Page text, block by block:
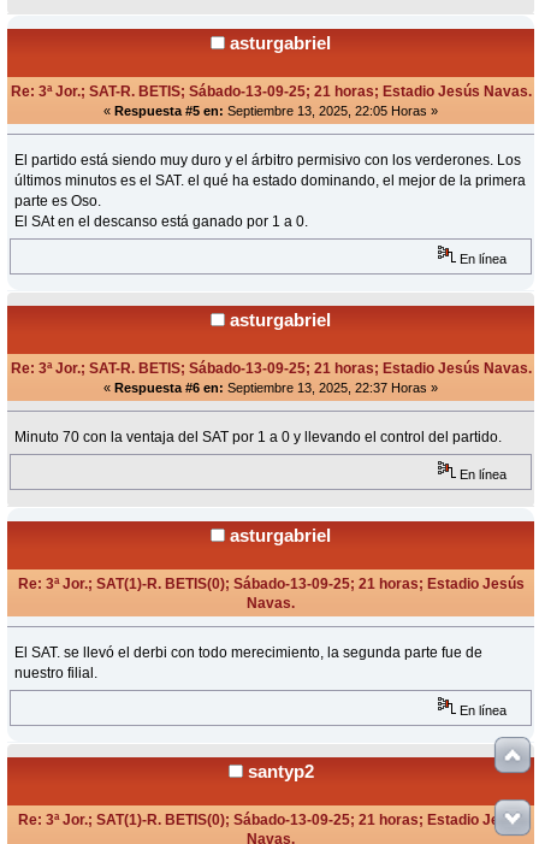
asturgabriel
Re: 3ª Jor.; SAT-R. BETIS; Sábado-13-09-25; 21 horas; Estadio Jesús Navas.
« Respuesta #5 en: Septiembre 13, 2025, 22:05 Horas »
El partido está siendo muy duro y el árbitro permisivo con los verderones. Los
últimos minutos es el SAT. el qué ha estado dominando, el mejor de la primera
parte es Oso.
El SAt en el descanso está ganado por 1 a 0.
En línea
asturgabriel
Re: 3ª Jor.; SAT-R. BETIS; Sábado-13-09-25; 21 horas; Estadio Jesús Navas.
« Respuesta #6 en: Septiembre 13, 2025, 22:37 Horas »
Minuto 70 con la ventaja del SAT por 1 a 0 y llevando el control del partido.
En línea
asturgabriel
Re: 3ª Jor.; SAT(1)-R. BETIS(0); Sábado-13-09-25; 21 horas; Estadio Jesús
Navas.
El SAT. se llevó el derbi con todo merecimiento, la segunda parte fue de
nuestro filial.
En línea
santyp2
Re: 3ª Jor.; SAT(1)-R. BETIS(0); Sábado-13-09-25; 21 horas; Estadio Jesús
Navas.